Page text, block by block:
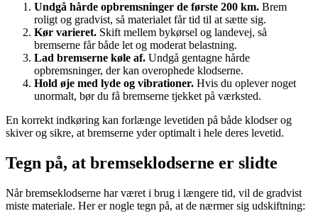
Undgå hårde opbremsninger de første 200 km. Brem
roligt og gradvist, så materialet får tid til at sætte sig.
Kør varieret. Skift mellem bykørsel og landevej, så
bremserne får både let og moderat belastning.
Lad bremserne køle af. Undgå gentagne hårde
opbremsninger, der kan overophede klodserne.
Hold øje med lyde og vibrationer. Hvis du oplever noget
unormalt, bør du få bremserne tjekket på værksted.
En korrekt indkøring kan forlænge levetiden på både klodser og
skiver og sikre, at bremserne yder optimalt i hele deres levetid.
Tegn på, at bremseklodserne er slidte
Når bremseklodserne har været i brug i længere tid, vil de gradvist
miste materiale. Her er nogle tegn på, at de nærmer sig udskiftning: